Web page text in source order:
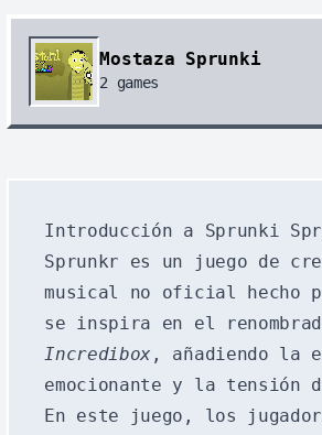
Mostaza Sprunki
2 games
Introducción a Sprunki
Sprunkr es un juego de
musical no oficial hecho
se inspira en el
Incredibox , añadiendo la
emocionante y la tensión
En este juego, los